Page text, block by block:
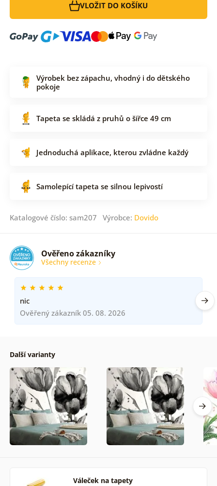
VLOŽIT DO KOŠÍKU
Výrobek bez zápachu, vhodný i do dětského
pokoje
Tapeta se skládá z pruhů o šířce 49 cm
Jednoduchá aplikace, kterou zvládne každý
Samolepící tapeta se silnou lepivostí
Katalogové číslo: sam207 Výrobce: Dovido
Ověřeno zákazníky
Všechny recenze
nic
Ověřený zákazník 05. 08. 2026
Další varianty
Váleček na tapety